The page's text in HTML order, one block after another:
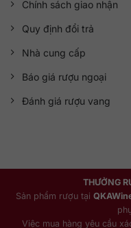
Chính sách giao nhận
Quy định đổi trả
Nhà cung cấp
Báo giá rượu ngoại
Đánh giá rượu vang
THƯỞNG
Sản phẩm rượu tại
Việc mua hàng yêu cầu